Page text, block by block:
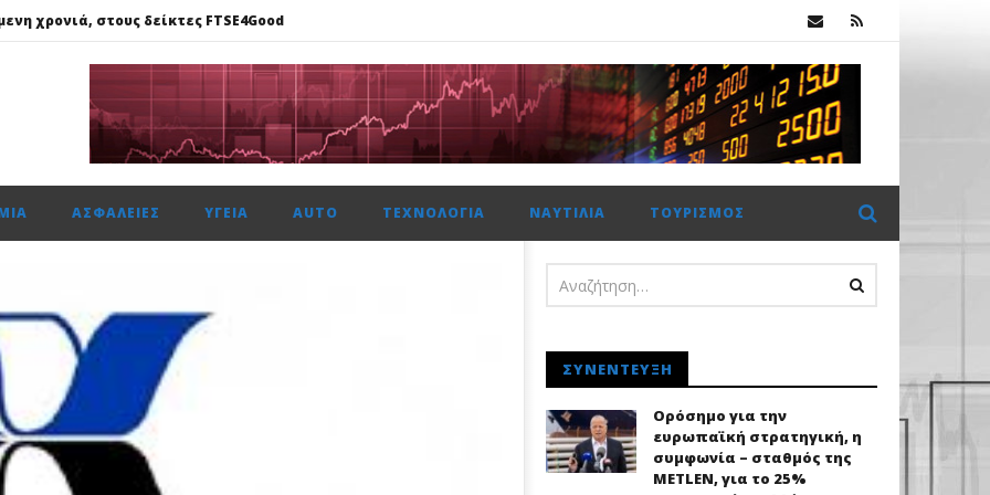
χρονιά, στους δείκτες FTSE4Good
επιδόσεις και EBITDA στα €1,2 δισ.
7 ασθενοφόρων και εγκαίνια του ΚΥ Σοφάδων, σε Λαμία
χρονιά, στους δείκτες FTSE4Good
ΑΣΦΆΛΕΙΕΣ ΥΓΕΊΑ AUTO ΤΕΧΝΟΛΟΓΊΑ ΝΑΥΤΙΛΊΑ ΤΟΥΡΙΣΜΌΣ
ΣΥΝΈΝΤΕΥΞΗ
Ορόσημο για την
ευρωπαϊκή στρατηγική, η
συμφωνία – σταθμός της
METLEN, για το 25%